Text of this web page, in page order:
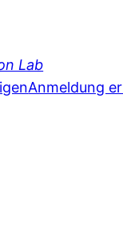
Lab
Anmeldung